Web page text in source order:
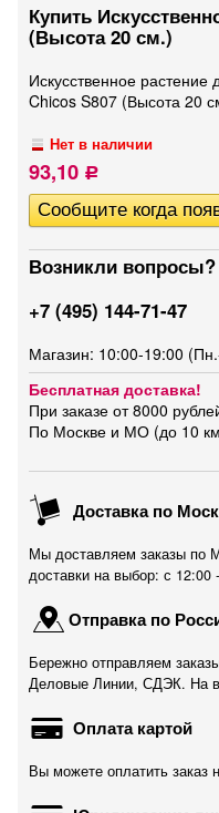
Купить
(Высота 20 см.)
Искусственное
Chicos S807 (Высота 20
Нет в наличии
93,10 Р
Возникли вопросы?
+7 (495) 144-71-47
Магазин: 10:00-19:00
Бесплатная доставка!
При заказе от 8000
По Москве и МО (до 10
Доставка по
Мы доставляем заказы по
доставки на выбор: с
Отправка по
Бережно отправляем
Деловые Линии, СДЭК. На
Оплата картой
Вы можете оплатить заказ